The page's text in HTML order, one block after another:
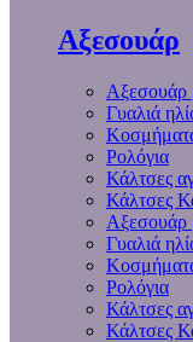
Αξεσουάρ
Αξεσουάρ
Γυαλιά
Ρολόγια
Κάλτσες
Κάλτσες
Αξεσουάρ
Γυαλιά
Ρολόγια
Κάλτσες
Κάλτσες